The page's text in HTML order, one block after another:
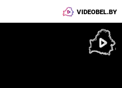
VIDEOBEL.BY